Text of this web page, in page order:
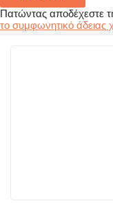
Πατώντας αποδέχεστε
το συμφωνητικό άδειας